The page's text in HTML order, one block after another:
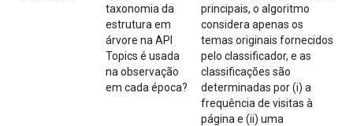
taxonomia da
estrutura em
árvore na API
Topics é usada
na observação
em cada época?
principais, o algoritmo
considera apenas os
temas originais fornecidos
pelo classificador, e as
classificações são
determinadas por (i) a
frequência de visitas à
página e (ii) uma